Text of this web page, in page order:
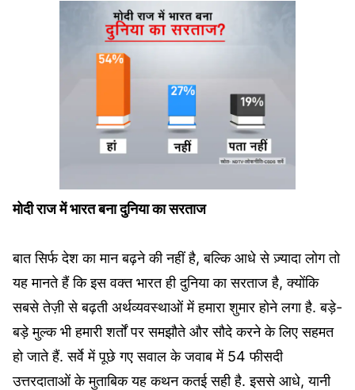
मोदी राज में भारत बना दुनिया का सरताज
बात सिर्फ देश का मान बढ़ने की नहीं है, बल्कि आधे से ज़्यादा लोग तो
यह मानते हैं कि इस वक्त भारत ही दुनिया का सरताज है, क्योंकि
सबसे तेज़ी से बढ़ती अर्थव्यवस्थाओं में हमारा शुमार होने लगा है. बड़े-
बड़े मुल्क भी हमारी शर्तों पर समझौते और सौदे करने के लिए सहमत
हो जाते हैं. सर्वे में पूछे गए सवाल के जवाब में 54 फीसदी
उत्तरदाताओं के मुताबिक यह कथन कतई सही है. इससे आधे, यानी